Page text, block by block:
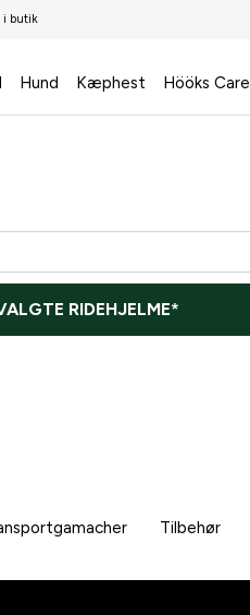
i butik
Hund Kæphest Hööks Care
RIDEHJELME*
Tilbehør